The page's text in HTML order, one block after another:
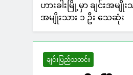
ဟားခါးမြို့မှာ ချင်းအမ
အမျိုးသား ၁ ဦး သေဆုံး
ချင်းပြည်သတင်း